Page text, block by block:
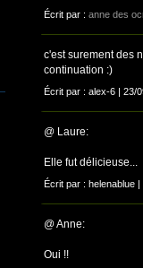
Écrit par : anne des
c'est surement des
continuation :)
Écrit par : alex-6 | 23/
@ Laure:
Elle fut délicieuse...
Écrit par : helenablue
@ Anne:
Oui !!